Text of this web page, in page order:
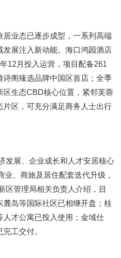
居业态已逐步成型，一系列高端
发展注入新动能。海口鸿园酒店
12月投入运营，项目配备261
诗阁臻选品牌中国区首店；全季
区生态CBD核心位置，紧邻芙蓉
片区，可充分满足商务人士出行
发展、企业成长和人才安居核心
、商旅及居住配套迭代升级，
区管理局相关负责人介绍，目
岛等国际社区已相继开盘；桂
人才公寓已投入使用；金域仕
工交付。